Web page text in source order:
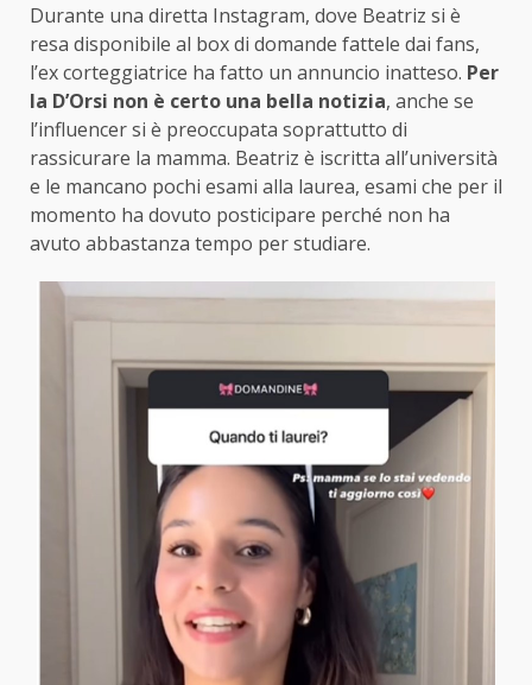
Durante una diretta Instagram, dove Beatriz si è
resa disponibile al box di domande fattele dai fans,
l’ex corteggiatrice ha fatto un annuncio inatteso. Per
la D’Orsi non è certo una bella notizia, anche se
l’influencer si è preoccupata soprattutto di
rassicurare la mamma. Beatriz è iscritta all’università
e le mancano pochi esami alla laurea, esami che per il
momento ha dovuto posticipare perché non ha
avuto abbastanza tempo per studiare.